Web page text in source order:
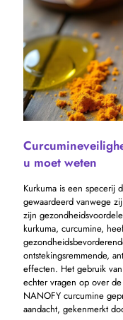
u moet weten
Kurkuma is een specerij
gewaardeerd vanwege
zijn
kurkuma, curcumine,
ontstekingsremmende,
effecten. Het gebruik
echter vragen op over
NANOFY curcumine
aandacht, gekenmerkt